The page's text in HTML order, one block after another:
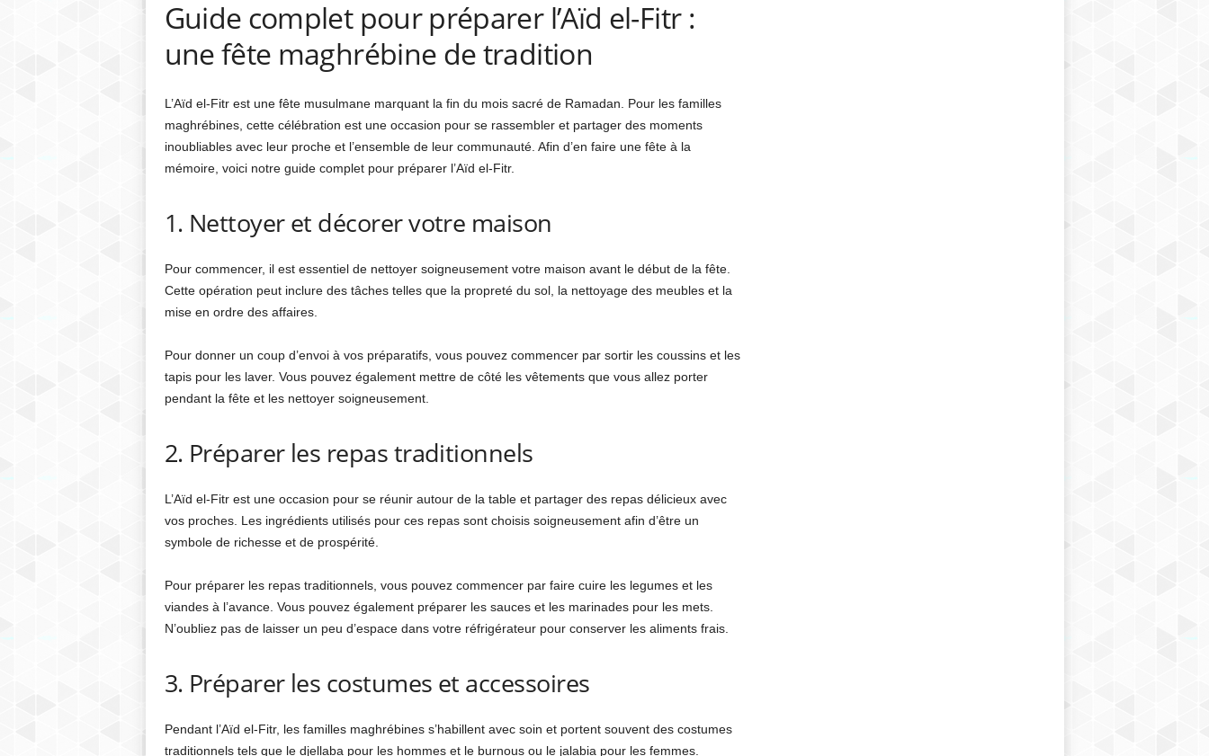
Guide complet pour préparer l’Aïd el-Fitr :
une fête maghrébine de tradition
L’Aïd el-Fitr est une fête musulmane marquant la fin du mois sacré de Ramadan. Pour les familles
maghrébines, cette célébration est une occasion pour se rassembler et partager des moments
inoubliables avec leur proche et l’ensemble de leur communauté. Afin d’en faire une fête à la
mémoire, voici notre guide complet pour préparer l’Aïd el-Fitr.
1. Nettoyer et décorer votre maison
Pour commencer, il est essentiel de nettoyer soigneusement votre maison avant le début de la fête.
Cette opération peut inclure des tâches telles que la propreté du sol, la nettoyage des meubles et la
mise en ordre des affaires.
Pour donner un coup d’envoi à vos préparatifs, vous pouvez commencer par sortir les coussins et les
tapis pour les laver. Vous pouvez également mettre de côté les vêtements que vous allez porter
pendant la fête et les nettoyer soigneusement.
2. Préparer les repas traditionnels
L’Aïd el-Fitr est une occasion pour se réunir autour de la table et partager des repas délicieux avec
vos proches. Les ingrédients utilisés pour ces repas sont choisis soigneusement afin d’être un
symbole de richesse et de prospérité.
Pour préparer les repas traditionnels, vous pouvez commencer par faire cuire les legumes et les
viandes à l’avance. Vous pouvez également préparer les sauces et les marinades pour les mets.
N’oubliez pas de laisser un peu d’espace dans votre réfrigérateur pour conserver les aliments frais.
3. Préparer les costumes et accessoires
Pendant l’Aïd el-Fitr, les familles maghrébines s’habillent avec soin et portent souvent des costumes
traditionnels tels que le djellaba pour les hommes et le burnous ou le jalabia pour les femmes.